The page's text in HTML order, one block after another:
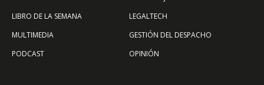
LIBRO DE LA SEMANA
MULTIMEDIA
PODCAST
LEGALTECH
GESTIÓN DEL DESPACHO
OPINIÓN